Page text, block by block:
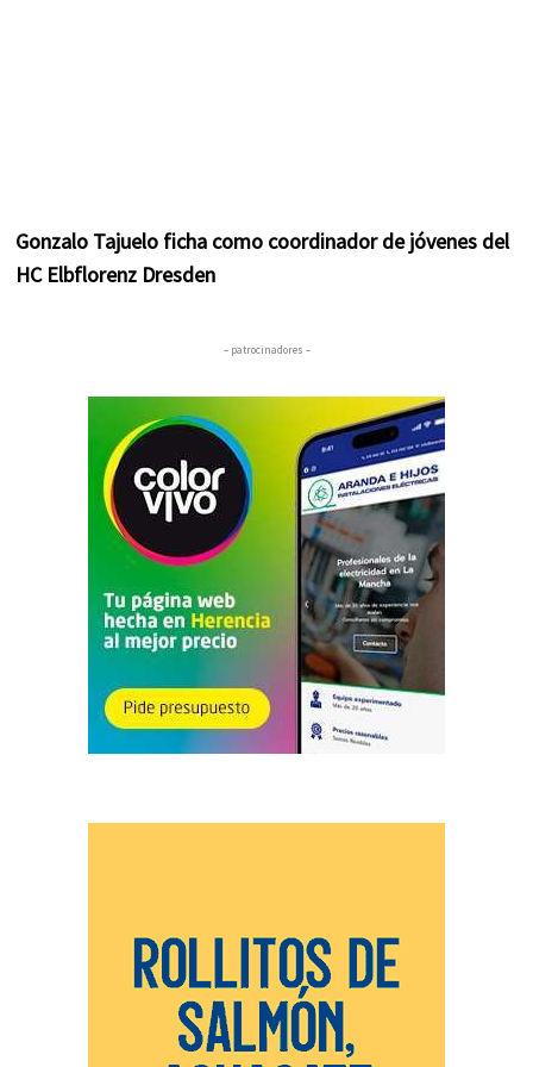
Gonzalo Tajuelo ficha como coordinador de jóvenes del
HC Elbflorenz Dresden
– patrocinadores –